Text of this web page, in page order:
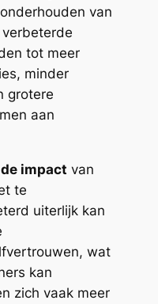
van
tot meer
minder
grotere
aan
de impact van
te
uiterlijk kan
wat
kan
zich vaak meer